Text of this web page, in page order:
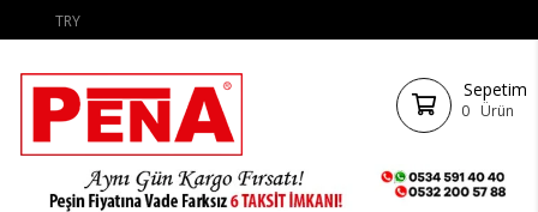
TRY
Sepetim
0 Ürün